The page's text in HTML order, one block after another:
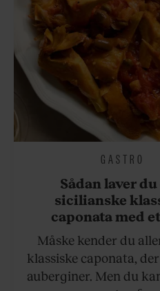
GASTRO
Sådan laver du
sicilianske
caponata med
Måske kender du
klassiske caponata,
auberginer. Men du